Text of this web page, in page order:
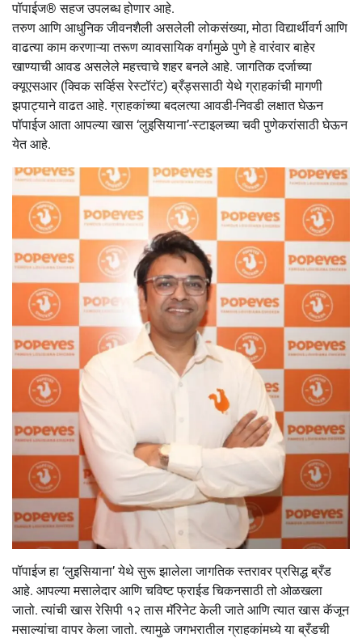
पॉपाईज®️ सहज उपलब्ध होणार आहे.
तरुण आणि आधुनिक जीवनशैली असलेली लोकसंख्या, मोठा विद्यार्थीवर्ग आणि
वाढत्या काम करणाऱ्या तरूण व्यावसायिक वर्गामुळे पुणे हे वारंवार बाहेर
खाण्याची आवड असलेले महत्त्वाचे शहर बनले आहे. जागतिक दर्जाच्या
क्यूएसआर (क्विक सर्व्हिस रेस्टॉरंट) ब्रँड्ससाठी येथे ग्राहकांची मागणी
झपाट्याने वाढत आहे. ग्राहकांच्या बदलत्या आवडी-निवडी लक्षात घेऊन
पॉपाईज आता आपल्या खास ‘लुइसियाना’-स्टाइलच्या चवी पुणेकरांसाठी घेऊन
येत आहे.
पॉपाईज हा ‘लुइसियाना’ येथे सुरू झालेला जागतिक स्तरावर प्रसिद्ध ब्रँड
आहे. आपल्या मसालेदार आणि चविष्ट फ्राईड चिकनसाठी तो ओळखला
जातो. त्यांची खास रेसिपी १२ तास मॅरिनेट केली जाते आणि त्यात खास कॅजून
मसाल्यांचा वापर केला जातो. त्यामुळे जगभरातील ग्राहकांमध्ये या ब्रँडची